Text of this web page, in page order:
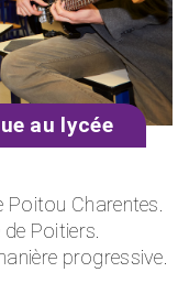
au lycée
Poitou Charentes.
Poitiers.
progressive.